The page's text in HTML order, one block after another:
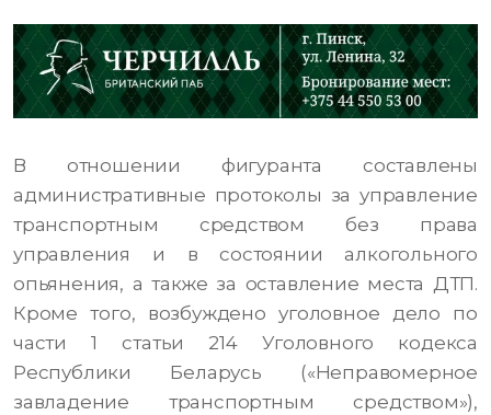
В отношении фигуранта составлены
административные протоколы за управление
транспортным средством без права
управления и в состоянии алкогольного
опьянения, а также за оставление места ДТП.
Кроме того, возбуждено уголовное дело по
части 1 статьи 214 Уголовного кодекса
Республики Беларусь («Неправомерное
завладение транспортным средством»),